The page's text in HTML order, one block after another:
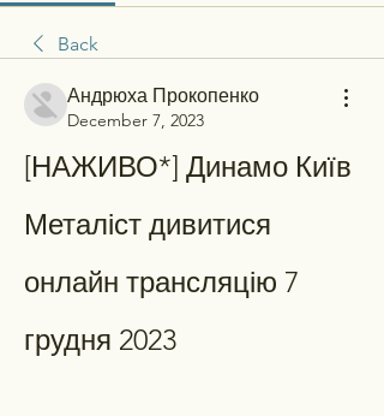
Back
Андрюха Прокопенко
December 7, 2023
[НАЖИВО*] Динамо Київ
Металіст дивитися
онлайн трансляцію 7
грудня 2023